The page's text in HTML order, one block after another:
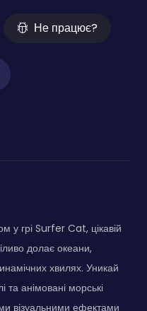
Не працює?
у грі Surfer Cat, цікавій
долає океани,
хвилях. Уникай
та анімовані морські
візуальними ефектами